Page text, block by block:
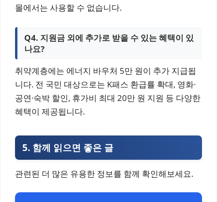
몰에서는 사용할 수 없습니다.
Q4. 지원금 외에 추가로 받을 수 있는 혜택이 있
나요?
취약계층에는 에너지 바우처 5만 원이 추가 지급됩
니다. 전 국민 대상으로는 K패스 환급률 확대, 영화·
공연·숙박 할인, 휴가비 최대 20만 원 지원 등 다양한
혜택이 제공됩니다.
5. 함께 읽으면 좋은 글
관련된 더 많은 유용한 정보를 함께 확인해보세요.